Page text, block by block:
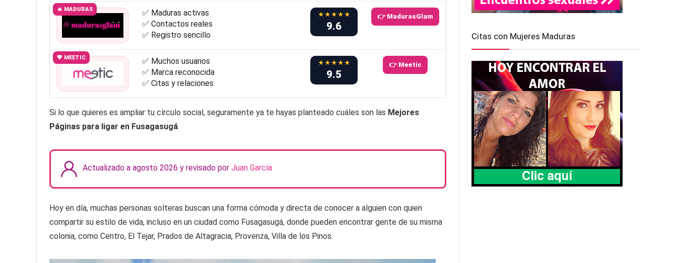
🔥 MADURAS
✅ Maduras activas
✅ Contactos reales
✅ Registro sencillo
★★★★★
9.6
👉 MadurasGlam
💖 MEETIC
✅ Muchos usuarios
✅ Marca reconocida
✅ Citas y relaciones
★★★★★
9.5
👉 Meetic
Si lo que quieres es ampliar tu círculo social, seguramente ya te hayas planteado cuáles son las Mejores
Páginas para ligar en Fusagasugá.
Actualizado a agosto 2026 y revisado por Juan García
Hoy en día, muchas personas solteras buscan una forma cómoda y directa de conocer a alguien con quien
compartir su estilo de vida, incluso en un ciudad como Fusagasugá, donde pueden encontrar gente de su misma
colonia, como Centro, El Tejar, Prados de Altagracia, Provenza, Villa de los Pinos.
Citas con Mujeres Maduras